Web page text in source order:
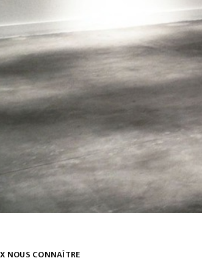
NOUS CONNAÎTRE